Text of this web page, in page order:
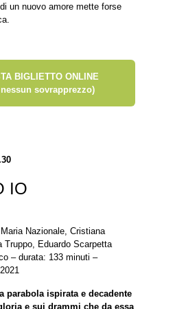
un nuovo amore mette forse
BIGLIETTO ONLINE
sovrapprezzo)
IO
Nazionale, Cristiana
Truppo, Eduardo Scarpetta
– durata: 133 minuti –
parabola ispirata e decadente
e sui drammi che da essa